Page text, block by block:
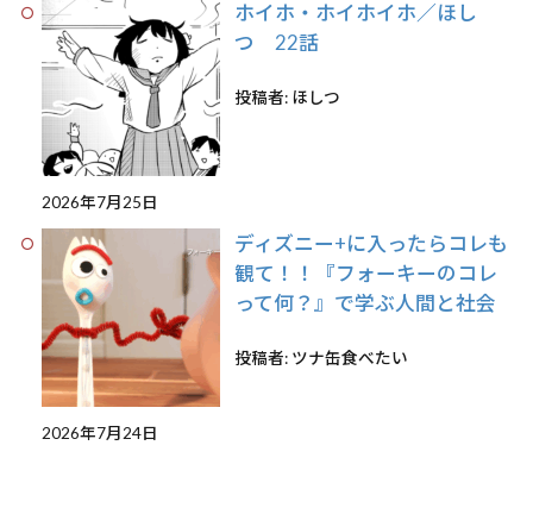
ホイホ・ホイホイホ／ほし
つ 22話
投稿者: ほしつ
2026年7月25日
ディズニー+に入ったらコレも
観て！！『フォーキーのコレ
って何？』で学ぶ人間と社会
投稿者: ツナ缶食べたい
2026年7月24日